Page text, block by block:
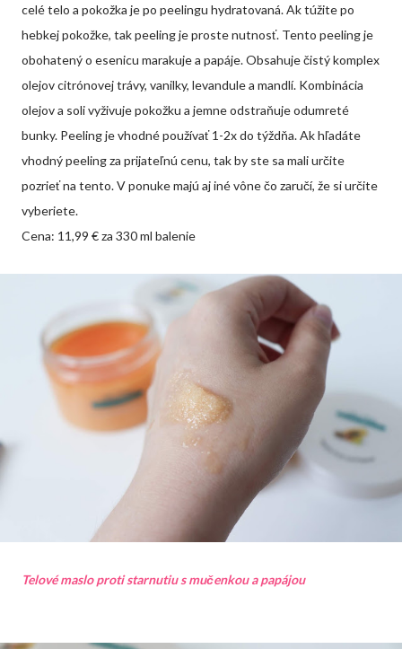
celé telo a pokožka je po peelingu hydratovaná. Ak túžite po
hebkej pokožke, tak peeling je proste nutnosť. Tento peeling je
obohatený o esenicu marakuje a papáje. Obsahuje čistý komplex
olejov citrónovej trávy, vanilky, levandule a mandlí. Kombinácia
olejov a soli vyživuje pokožku a jemne odstraňuje odumreté
bunky. Peeling je vhodné používať 1-2x do týždňa. Ak hľadáte
vhodný peeling za prijateľnú cenu, tak by ste sa mali určite
pozrieť na tento. V ponuke majú aj iné vône čo zaručí, že si určite
vyberiete.
Cena: 11,99 € za 330 ml balenie
Telové maslo proti starnutiu s mučenkou a papájou